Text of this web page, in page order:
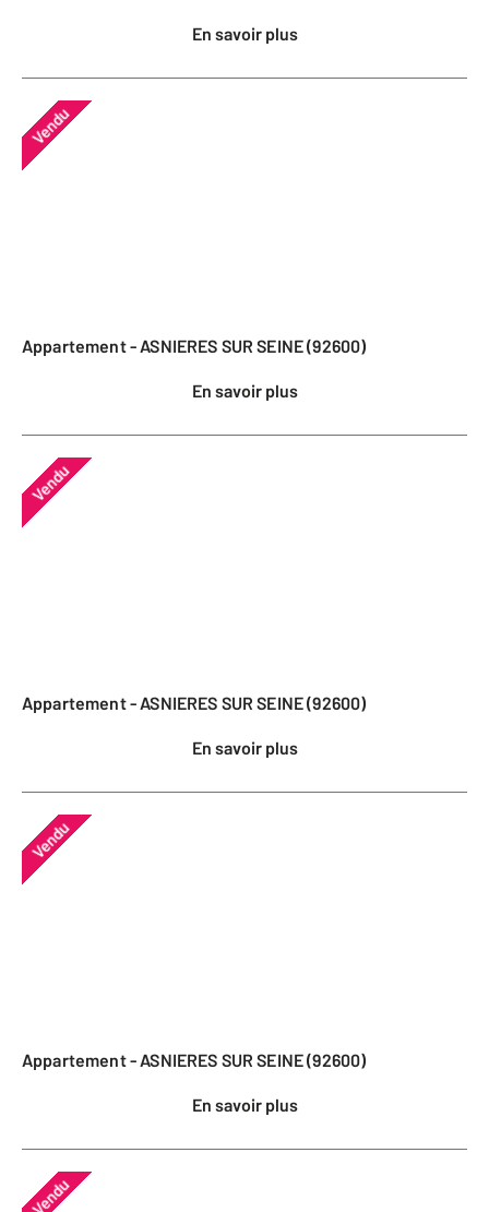
En savoir plus
Vendu
Appartement - ASNIERES SUR SEINE (92600)
En savoir plus
Vendu
Appartement - ASNIERES SUR SEINE (92600)
En savoir plus
Vendu
Appartement - ASNIERES SUR SEINE (92600)
En savoir plus
Vendu